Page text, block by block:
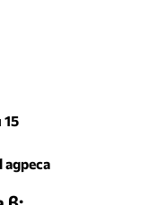
15